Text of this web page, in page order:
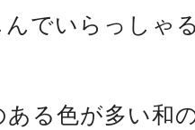
でいらっしゃ
ある色が多い和